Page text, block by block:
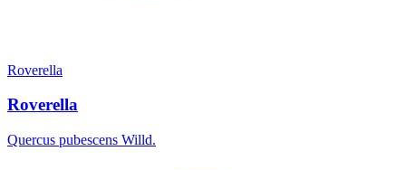
Roverella
Roverella
Quercus pubescens Willd.